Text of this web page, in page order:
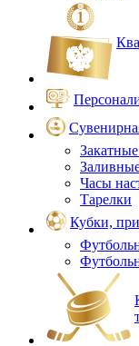
Часы
Тарелки
Кубки,